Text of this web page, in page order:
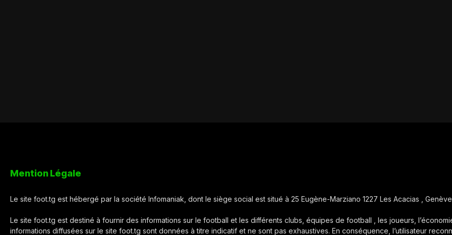
Mention Légale
Le site foot.tg est hébergé par la société Infomaniak, dont le siège social est situé à 25 Eugène-Marziano 1227 Les Acacias ,
Le site foot.tg est destiné à fournir des informations sur le football et les différents clubs, équipes de football , les joueurs,
informations diffusées sur le site foot.tg sont données à titre indicatif et ne sont pas exhaustives. En conséquence, l’utilisateur